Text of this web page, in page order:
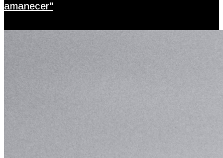
amanecer"